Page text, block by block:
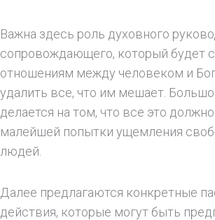
Важна здесь роль духовного
сопровождающего, который будет
отношениям между человеком и
удалить все, что им мешает.
делается на том, что все это
малейшей попытки ущемления
людей.
Далее предлагаются конкретные
действия, которые могут быть